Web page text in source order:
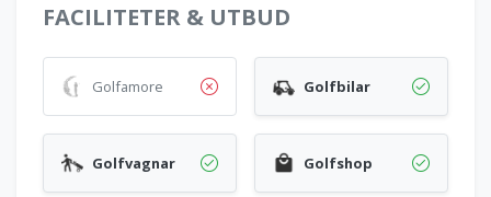
FACILITETER & UTBUD
Golfamore Golfbilar
Golfvagnar Golfshop